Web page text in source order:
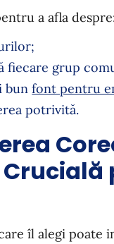
a afla
fiecare grup
bunfont pentru
potrivită.
îl alegi poate